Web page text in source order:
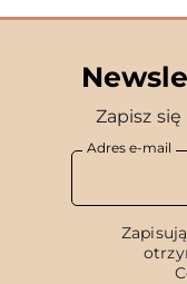
Zapisz
Adres e-mail